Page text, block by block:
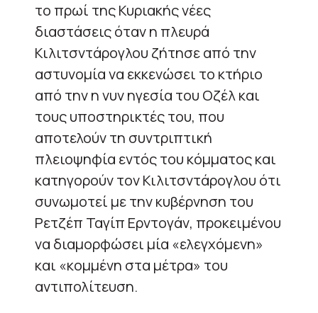
το πρωί της Κυριακής νέες
διαστάσεις όταν η πλευρά
Κιλιτσντάρογλου ζήτησε από την
αστυνομία να εκκενώσει το κτήριο
από την η νυν ηγεσία του Οζέλ και
τους υποστηρικτές του, που
αποτελούν τη συντριπτική
πλειοψηφία εντός του κόμματος και
κατηγορούν τον Κιλιτσντάρογλου ότι
συνωμοτεί με την κυβέρνηση του
Ρετζέπ Ταγίπ Ερντογάν, προκειμένου
να διαμορφώσει μία «ελεγχόμενη»
και «κομμένη στα μέτρα» του
αντιπολίτευση.